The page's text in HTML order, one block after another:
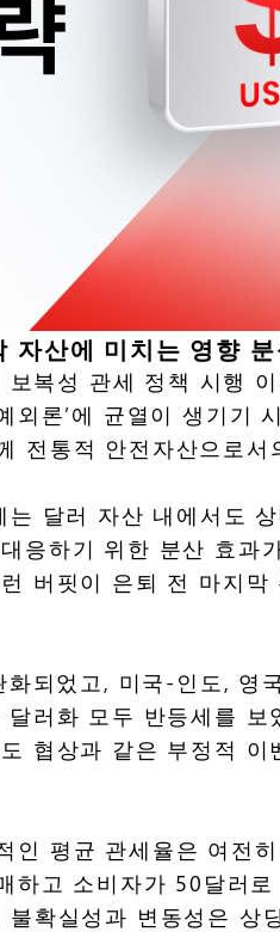
자산에 미치는 영향 분
복성 관세 정책 시행
론’에 균열이 생기기
전통적 안전자산으로서
달러 자산 내에서도
응하기 위한 분산 효
버핏이 은퇴 전 마지
되었고, 미국-인도,
러화 모두 반등세를
협상과 같은 부정적
인 평균 관세율은 여전
하고 소비자가 50달러
확실성과 변동성은